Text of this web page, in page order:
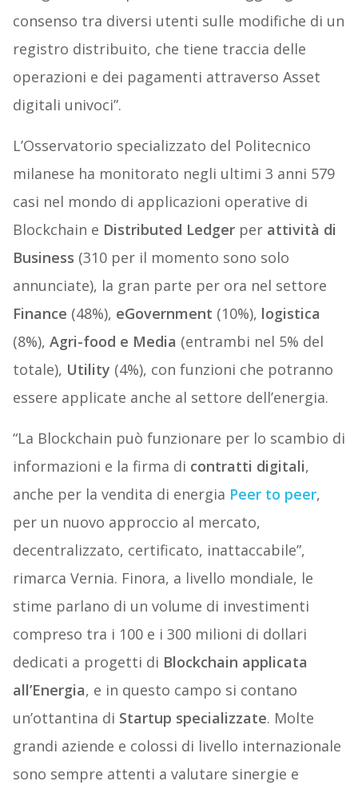
consenso tra diversi utenti sulle modifiche di un
registro distribuito, che tiene traccia delle
operazioni e dei pagamenti attraverso Asset
digitali univoci”.
L’Osservatorio specializzato del Politecnico
milanese ha monitorato negli ultimi 3 anni 579
casi nel mondo di applicazioni operative di
Blockchain e Distributed Ledgerper attività di
Business (310 per il momento sono solo
annunciate), la gran parte per ora nel settore
Finance (48%), eGovernment (10%), logistica
(8%), Agri-food e Media (entrambi nel 5% del
totale), Utility (4%), con funzioni che potranno
essere applicate anche al settore dell’energia.
“La Blockchain può funzionare per lo scambio di
informazioni e la firma di contratti digitali,
anche per la vendita di energia Peer to peer,
per un nuovo approccio al mercato,
decentralizzato, certificato, inattaccabile”,
rimarca Vernia. Finora, a livello mondiale, le
stime parlano di un volume di investimenti
compreso tra i 100 e i 300 milioni di dollari
dedicati a progetti di Blockchain applicata
all’Energia, e in questo campo si contano
un’ottantina di Startup specializzate. Molte
grandi aziende e colossi di livello internazionale
sono sempre attenti a valutare sinergie e